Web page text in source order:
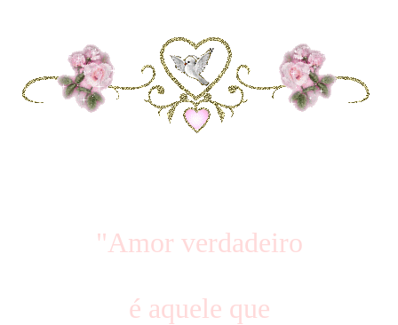
"Amor verdadeiro
é aquele que